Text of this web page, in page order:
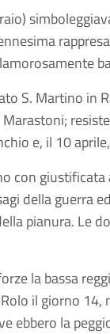
S. Martino in
e, il 10
con
della guerra
pianura. Le
la bassa
il giorno
ebbero la